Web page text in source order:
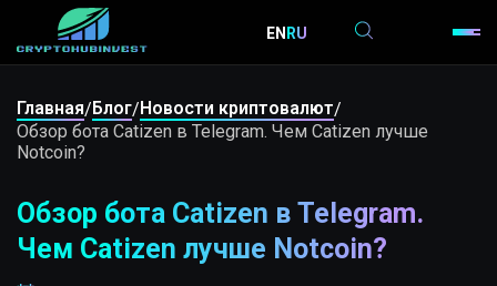
ENRU
Главная/Блог/Новости криптовалют/
Обзор бота Catizen в Telegram. Чем Catizen лучше
Notcoin?
Обзор бота Catizen в Telegram.
Чем Catizen лучше Notcoin?